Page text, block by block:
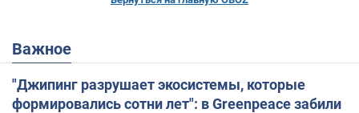
Важное
"Джипинг разрушает экосистемы, которые
формировались сотни лет": в Greenpeace забили